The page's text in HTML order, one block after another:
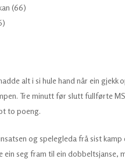
(66)
alt i si hule hand når ein
Tre minutt før slutt fullførte
to poeng.
og spelegleda frå sist
seg fram til ein dobbeltsjanse,